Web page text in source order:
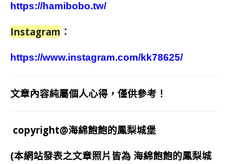
https://hamibobo.tw/
Instagram ：
https://www.instagram.com/kk78625/
文章內容純屬個人心得，僅供參考！
copyright@海綿飽飽的鳳梨城堡
(本網站發表之文章照片皆為 海綿飽飽的鳳梨城